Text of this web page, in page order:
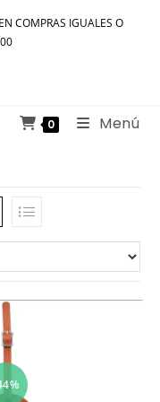
COMPRAS IGUALES O
0 Menú